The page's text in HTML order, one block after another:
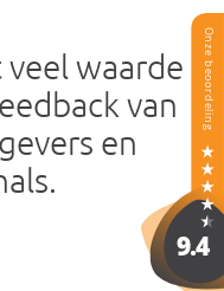
waarde
van
en